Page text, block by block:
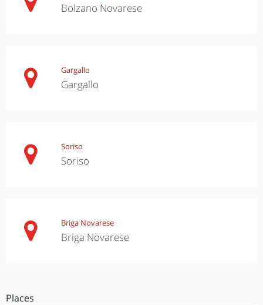
Bolzano Novarese
Gargallo
Gargallo
Soriso
Soriso
Briga Novarese
Briga Novarese
Places